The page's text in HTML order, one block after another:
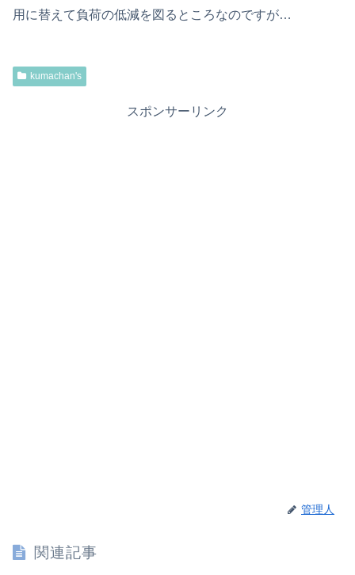
用に替えて負荷の低減を図るところなのですが…
kumachan's
スポンサーリンク
管理人
関連記事